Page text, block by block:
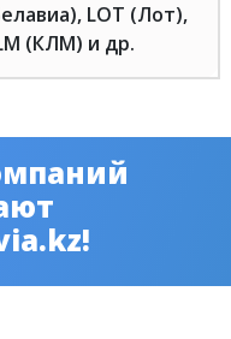
LOT (Лот),
(КЛМ) и др.